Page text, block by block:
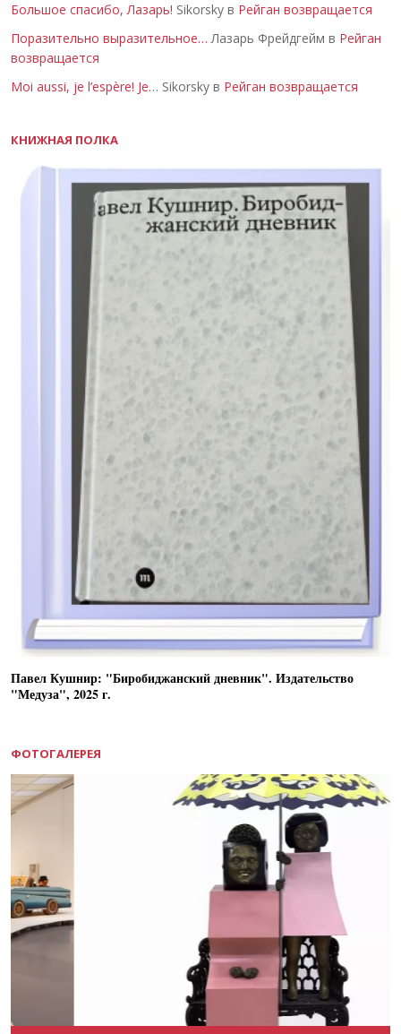
Большое спасибо, Лазарь! Sikorsky в Рейган возвращается
Поразительно выразительное… Лазарь Фрейдгейм в Рейган
возвращается
Moi aussi, je l’espère! Je… Sikorsky в Рейган возвращается
КНИЖНАЯ ПОЛКА
Павел Кушнир: "Биробиджанский дневник". Издательство
"Медуза", 2025 г.
ФОТОГАЛЕРЕЯ